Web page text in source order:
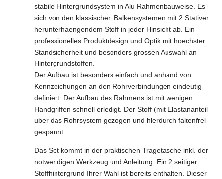
stabile Hintergrundsystem in Alu Rahmenbauweise. Es hebt
sich von den klassischen Balkensystemen mit 2 Stativen
herunterhaengendem Stoff in jeder Hinsicht ab. Ein
professionelles Produktdesign und Optik mit hoechster
Standsicherheit und besonders grossen Auswahl an
Hintergrundstoffen.
Der Aufbau ist besonders einfach und anhand von
Kennzeichungen an den Rohrverbindungen eindeutig
definiert. Der Aufbau des Rahmens ist mit wenigen
Handgriffen schnell erledigt. Der Stoff (mit Elastananteil)
uber das Rohrsystem gezogen und hierdurch faltenfrei
gespannt.
Das Set kommt in der praktischen Tragetasche inkl. dem
notwendigen Werkzeug und Anleitung. Ein 2 seitiger
Stoffhintergrund Ihrer Wahl ist bereits enthalten. Dieser wird